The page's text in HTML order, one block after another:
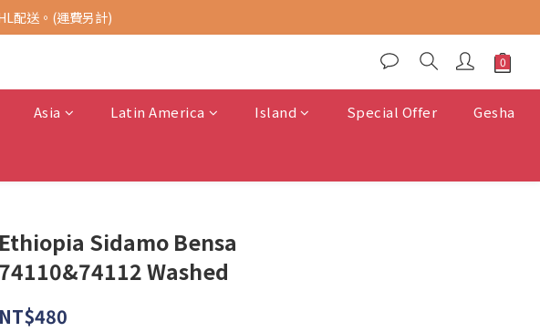
灣地區)
配送。(運費另計)
地區)
Asia Latin America Island Special Offer Gesha
Ethiopia Sidamo Bensa
74110&74112 Washed
NT$480